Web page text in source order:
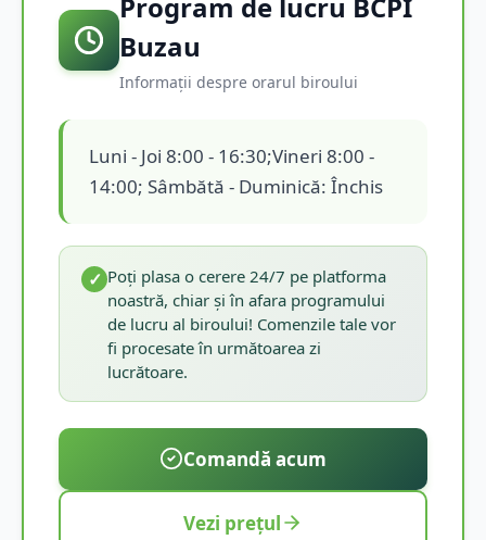
Buzau
Informații despre orarul biroului
Luni - Joi 8:00 - 16:30;Vineri 8:00 -
14:00; Sâmbătă - Duminică: Închis
✓ Poți plasa o cerere 24/7 pe platforma
noastră, chiar și în afara programului
de lucru al biroului! Comenzile tale vor
fi procesate în următoarea zi
lucrătoare.
Comandă acum
Vezi prețul